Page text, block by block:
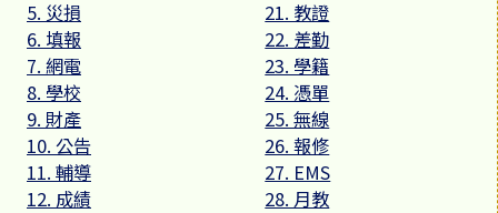
5. 災損
6. 填報
7. 網電
8. 學校
9. 財產
10. 公告
11. 輔導
12. 成績
21. 教證
22. 差勤
23. 學籍
24. 憑單
25. 無線
26. 報修
27. EMS
28. 月教